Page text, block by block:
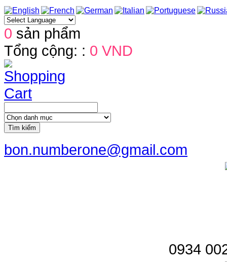
0 sản phẩm
Tổng cộng: : 0 VND
Tìm kiếm
bon.numberone@gmail.com
0934